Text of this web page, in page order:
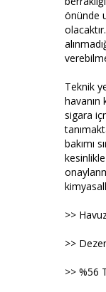
önünde
Teknik
havanın
sigara
bakımı
>>
>>
>> %56